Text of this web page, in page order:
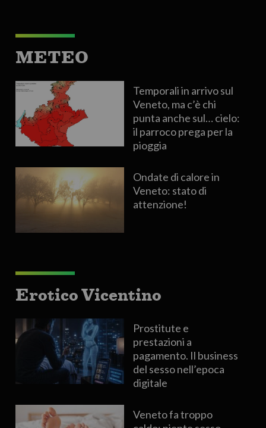
METEO
Temporali in arrivo sul
Veneto, ma c’è chi
punta anche sul… cielo:
il parroco prega per la
pioggia
Ondate di calore in
Veneto: stato di
attenzione!
Erotico Vicentino
Prostitute e
prestazioni a
pagamento. Il business
del sesso nell’epoca
digitale
Veneto fa troppo